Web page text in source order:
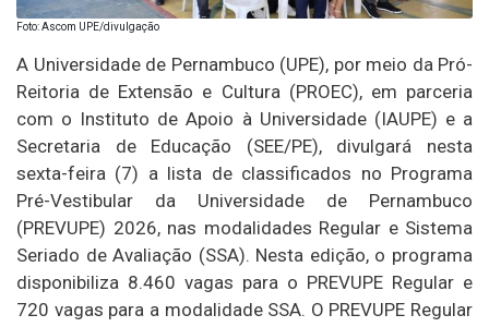
Foto: Ascom UPE/divulgação
A Universidade de Pernambuco (UPE), por meio da Pró-
Reitoria de Extensão e Cultura (PROEC), em parceria
com o Instituto de Apoio à Universidade (IAUPE) e a
Secretaria de Educação (SEE/PE), divulgará nesta
sexta-feira (7) a lista de classificados no Programa
Pré-Vestibular da Universidade de Pernambuco
(PREVUPE) 2026, nas modalidades Regular e Sistema
Seriado de Avaliação (SSA). Nesta edição, o programa
disponibiliza 8.460 vagas para o PREVUPE Regular e
720 vagas para a modalidade SSA. O PREVUPE Regular